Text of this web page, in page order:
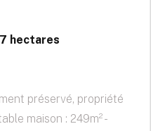
hectares
préservé, propriété
maison : 249m² -